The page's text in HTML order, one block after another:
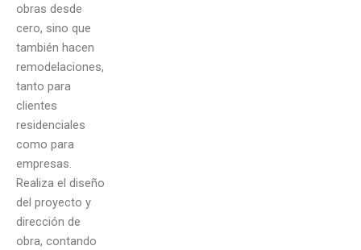
obras desde
cero, sino que
también hacen
remodelaciones,
tanto para
clientes
residenciales
como para
empresas.
Realiza el diseño
del proyecto y
dirección de
obra, contando